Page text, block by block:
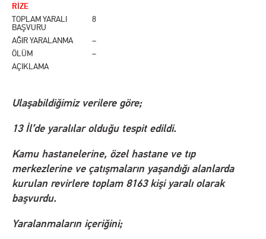
RİZE
TOPLAM YARALI
BAŞVURU
8
AĞIR YARALANMA
–
ÖLÜM
–
AÇIKLAMA
Ulaşabildiğimiz verilere göre;
13 İl’de yaralılar olduğu tespit edildi.
Kamu hastanelerine, özel hastane ve tıp
merkezlerine ve çatışmaların yaşandığı alanlarda
kurulan revirlere toplam 8163 kişi yaralı olarak
başvurdu.
Yaralanmaların içeriğini;